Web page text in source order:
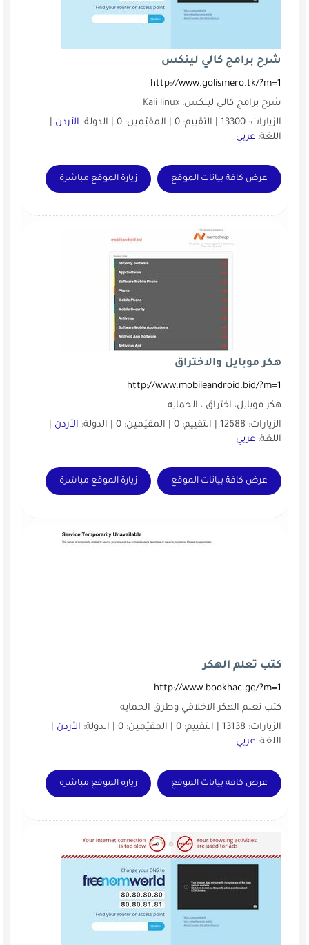
شرح برامج كالي لينكس
http://www.golismero.tk/?m=1
شرح برامج كالي لينكس، Kali linux
الزيارات: 13300 | التقييم: 0 | المقيّمين: 0 | الدولة:
الأردن|
اللغة: عربي
عرض كافة بيانات الموقع زيارة الموقع مباشرة
هكر موبايل والاختراق
http://www.mobileandroid.bid/?m=1
هكر موبايل، اختراق ، الحمايه
الزيارات: 12688 | التقييم: 0 | المقيّمين: 0 | الدولة:
الأردن|
اللغة: عربي
عرض كافة بيانات الموقع زيارة الموقع مباشرة
كتب تعلم الهكر
http://www.bookhac.gq/?m=1
كتب تعلم الهكر الاخلاقي وطرق الحمايه
الزيارات: 13138 | التقييم: 0 | المقيّمين: 0 | الدولة:
الأردن|
اللغة: عربي
عرض كافة بيانات الموقع زيارة الموقع مباشرة